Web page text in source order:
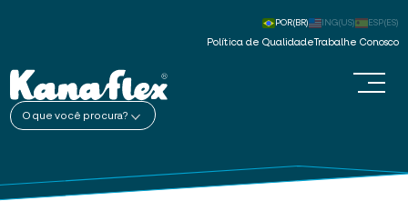
Política de Qualidade Trabalhe Conosco
POR(BR) ING(US) ESP(ES)
O que você procura?